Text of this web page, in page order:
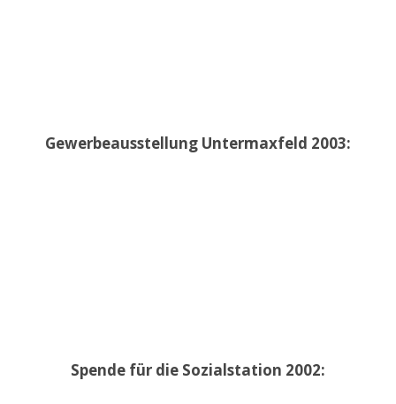
Gewerbeausstellung Untermaxfeld 2003:
Spende für die Sozialstation 2002: